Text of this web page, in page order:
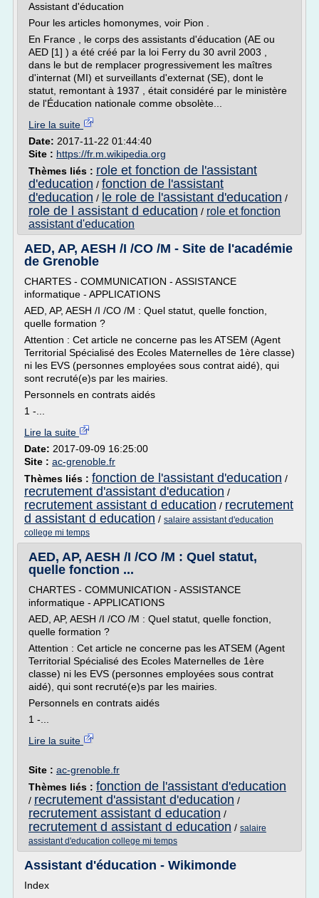
Assistant d'éducation
Pour les articles homonymes, voir Pion .
En France , le corps des assistants d'éducation (AE ou
AED [1] ) a été créé par la loi Ferry du 30 avril 2003 ,
dans le but de remplacer progressivement les maîtres
d'internat (MI) et surveillants d'externat (SE), dont le
statut, remontant à 1937 , était considéré par le ministère
de l'Éducation nationale comme obsolète...
Lire la suite
Date: 2017-11-22 01:44:40
Site : https://fr.m.wikipedia.org
Thèmes liés : role et fonction de l'assistant
d'education / fonction de l'assistant
d'education / le role de l'assistant d'education /
role de l assistant d education / role et fonction
assistant d'education
AED, AP, AESH /I /CO /M - Site de l'académie
de Grenoble
CHARTES - COMMUNICATION - ASSISTANCE
informatique - APPLICATIONS
AED, AP, AESH /I /CO /M : Quel statut, quelle fonction,
quelle formation ?
Attention : Cet article ne concerne pas les ATSEM (Agent
Territorial Spécialisé des Ecoles Maternelles de 1ère classe)
ni les EVS (personnes employées sous contrat aidé), qui
sont recruté(e)s par les mairies.
Personnels en contrats aidés
1 -...
Lire la suite
Date: 2017-09-09 16:25:00
Site : ac-grenoble.fr
Thèmes liés : fonction de l'assistant d'education /
recrutement d'assistant d'education /
recrutement assistant d education / recrutement
d assistant d education / salaire assistant d'education
college mi temps
AED, AP, AESH /I /CO /M : Quel statut,
quelle fonction ...
CHARTES - COMMUNICATION - ASSISTANCE
informatique - APPLICATIONS
AED, AP, AESH /I /CO /M : Quel statut, quelle fonction,
quelle formation ?
Attention : Cet article ne concerne pas les ATSEM (Agent
Territorial Spécialisé des Ecoles Maternelles de 1ère
classe) ni les EVS (personnes employées sous contrat
aidé), qui sont recruté(e)s par les mairies.
Personnels en contrats aidés
1 -...
Lire la suite
Site : ac-grenoble.fr
Thèmes liés : fonction de l'assistant d'education
/ recrutement d'assistant d'education /
recrutement assistant d education /
recrutement d assistant d education / salaire
assistant d'education college mi temps
Assistant d'éducation - Wikimonde
Index